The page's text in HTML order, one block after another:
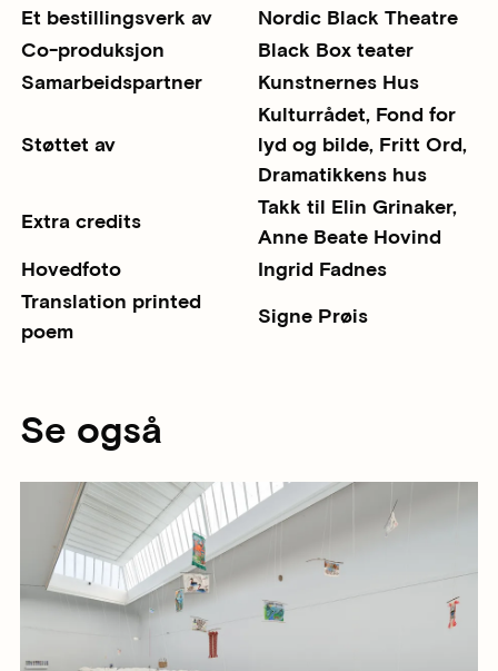
Et bestillingsverk av
Nordic Black Theatre
Co-produksjon
Black Box teater
Samarbeidspartner
Kunstnernes Hus
Støttet av
Kulturrådet, Fond for
lyd og bilde, Fritt Ord,
Dramatikkens hus
Extra credits
Takk til Elin Grinaker,
Anne Beate Hovind
Hovedfoto
Ingrid Fadnes
Translation printed
poem
Signe Prøis
Se også